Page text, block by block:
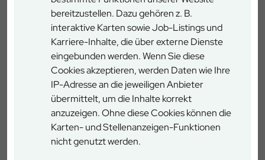
bereitzustellen. Dazu gehören z. B.
interaktive Karten sowie Job-Listings und
Karriere-Inhalte, die über externe Dienste
eingebunden werden. Wenn Sie diese
Cookies akzeptieren, werden Daten wie Ihre
IP-Adresse an die jeweiligen Anbieter
übermittelt, um die Inhalte korrekt
anzuzeigen. Ohne diese Cookies können die
Karten- und Stellenanzeigen-Funktionen
nicht genutzt werden.
Führungsangebot
Allgemeine Führung
Die klassische Führung erläutert Ihnen die